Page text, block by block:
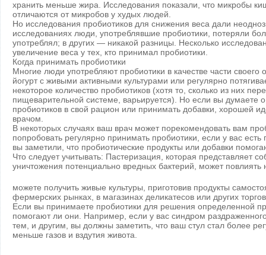
хранить меньше жира. Исследования показали, что микробы
отличаются от микробов у худых людей.
Но исследования пробиотиков для снижения веса дали
исследованиях люди, употреблявшие пробиотики, потеряли
употреблял; в других — никакой разницы. Несколько
увеличение веса у тех, кто принимал пробиотики.
Когда принимать пробиотики
Многие люди употребляют пробиотики в качестве части
йогурт с живыми активными культурами или регулярно
некоторое количество пробиотиков (хотя то, сколько из них
пищеварительной системе, варьируется). Но если вы думаете
пробиотиков в свой рацион или принимать добавки, хорошей
врачом.
В некоторых случаях ваш врач может порекомендовать вам
попробовать регулярно принимать пробиотики, если у вас
вы заметили, что пробиотические продукты или добавки
Что следует учитывать: Пастеризация, которая представляет
уничтожения потенциально вредных бактерий, может
можете получить живые культуры, приготовив продукты
фермерских рынках, в магазинах деликатесов или других
Если вы принимаете пробиотики для решения определенной
помогают ли они. Например, если у вас синдром
тем, и другим, вы должны заметить, что ваш стул стал более
меньше газов и вздутия живота.